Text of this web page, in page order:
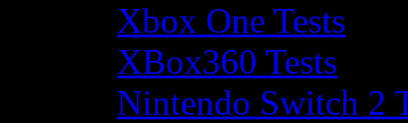
Xbox One Tests
XBox360 Tests
Nintendo Switch 2